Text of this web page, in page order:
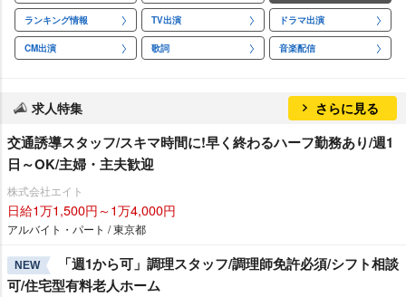
ランキング情報 TV出演 ドラマ出演
CM出演 歌詞 音楽配信
求人特集 さらに見る
交通誘導スタッフ/スキマ時間に!早く終わるハーフ勤務あり/週1
日～OK/主婦・主夫歓迎
株式会社エイト
日給1万1,500円～1万4,000円
アルバイト・パート / 東京都
NEW
「週1から可」調理スタッフ/調理師免許必須/シフト相談
可/住宅型有料老人ホーム